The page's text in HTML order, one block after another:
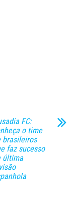
FC:
o time
brasileiros
faz sucesso
última